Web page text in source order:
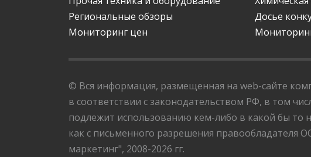
Региональные обзоры
Досье
Мониторинг цен
© Вся информация, размещенная на web-сайте
в соответствии с законодательством РФ, в том
подлежит использованию кем-либо в какой бы то
как с письменного разрешения правообладателя
маркетинг", 2008-2026 гг.